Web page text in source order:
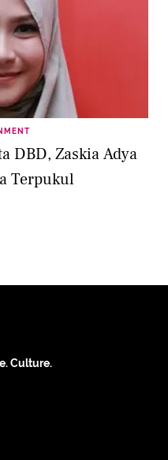
DBD, Zaskia Adya
Terpukul
Culture.